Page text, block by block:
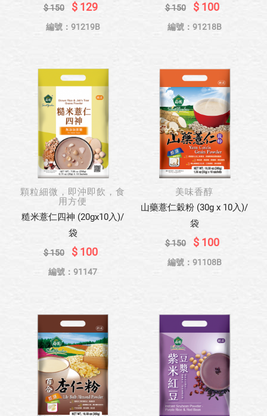
$ 150 $ 129
編號：91219B
$ 150 $ 100
編號：91218B
顆粒細微，即沖即飲，食
用方便
糙米薏仁四神 (20gx10入)/
袋
$ 150 $ 100
編號：91147
美味香醇
山藥薏仁穀粉 (30g x 10入)/
袋
$ 150 $ 100
編號：91108B